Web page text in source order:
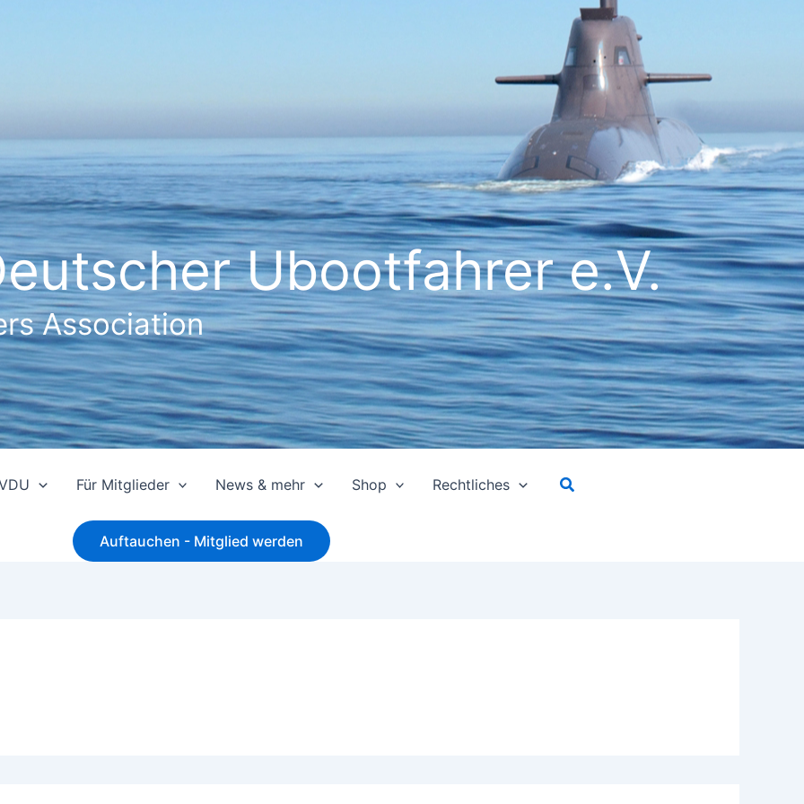
Ubootfahrer e.V.
Association
Für Mitglieder News & mehr Shop Rechtliches Suchen
Auftauchen - Mitglied werden